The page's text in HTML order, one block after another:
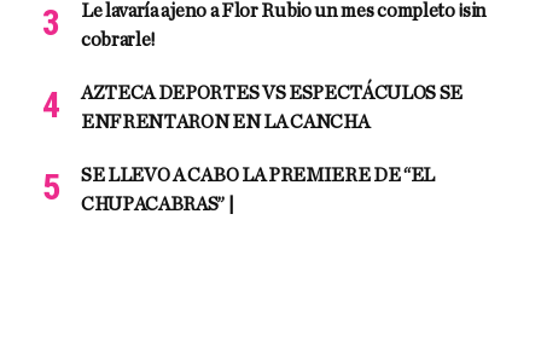
Le lavaría ajeno a Flor Rubio un mes completo ¡sin
cobrarle!
AZTECA DEPORTES VS ESPECTÁCULOS SE
ENFRENTARON EN LA CANCHA
SE LLEVO A CABO LA PREMIERE DE “EL
CHUPACABRAS” |